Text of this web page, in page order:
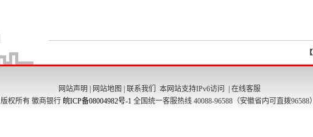
网站声明 网站地图 联系我们 本网站支持IPv6访问 | 在线客服
版权所有 徽商银行 皖ICP备08004982号-1 全国统一客服热线 40088-96588（安徽省内可直拨96588）